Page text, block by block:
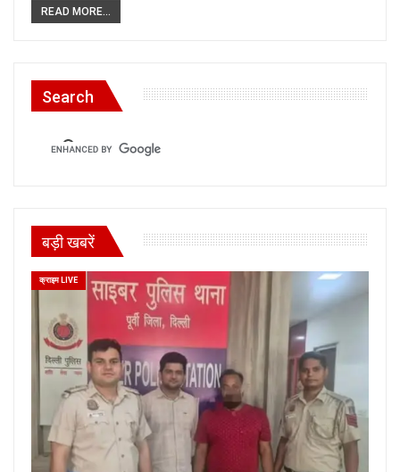
READ MORE...
Search
बड़ी खबरें
क्राइम LIVE